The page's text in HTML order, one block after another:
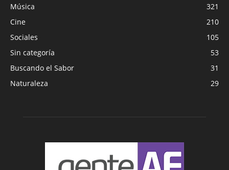
Música
321
Cine
210
Sociales
105
Sin categoría
53
Buscando el Sabor
31
Naturaleza
29